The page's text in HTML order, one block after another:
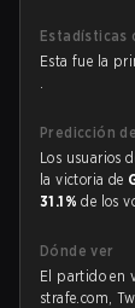
Estadísticas
Esta fue la
.
Predicción
Los usuarios
la victoria de
31.1%de los
Dónde ver
El partido en
strafe.com,